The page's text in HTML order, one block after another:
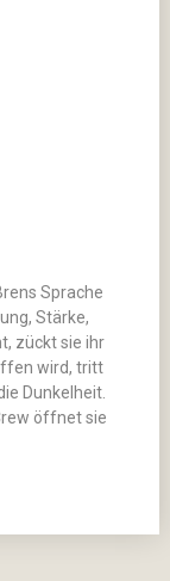
Sprache
Stärke,
zückt sie ihr
wird, tritt
Dunkelheit.
öffnet sie